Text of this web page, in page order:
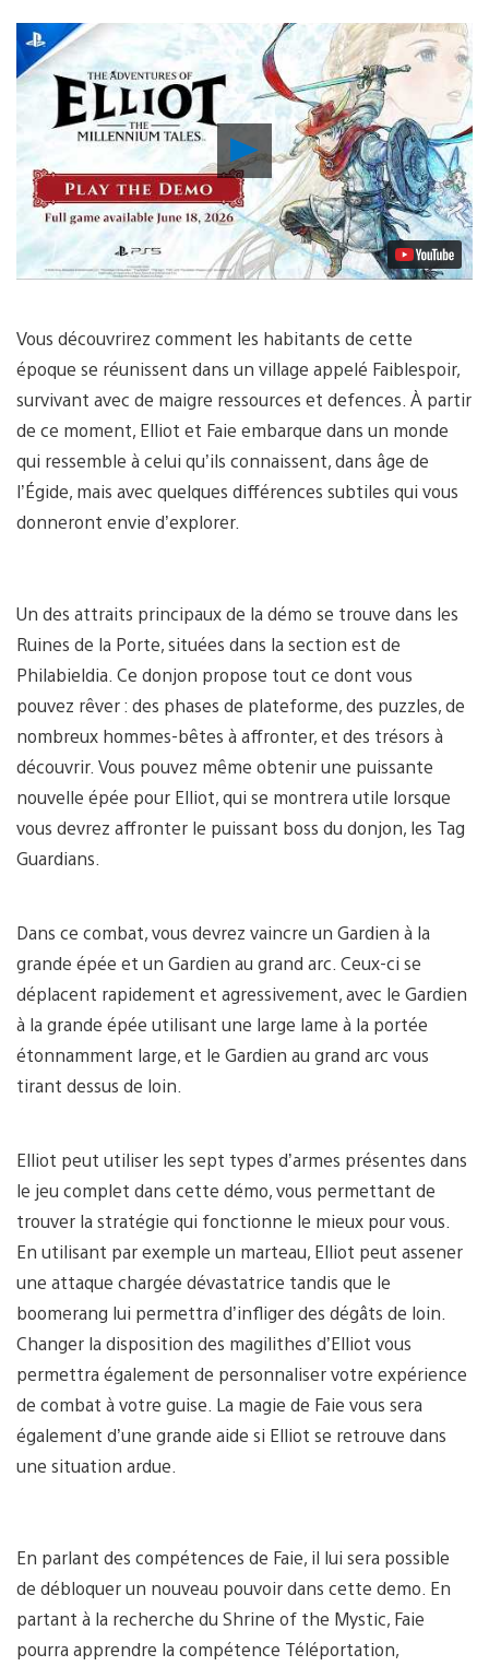
Lancer
la
vidéo
Vous découvrirez comment les habitants de cette
époque se réunissent dans un village appelé Faiblespoir,
survivant avec de maigre ressources et defences. À partir
de ce moment, Elliot et Faie embarque dans un monde
qui ressemble à celui qu’ils connaissent, dans âge de
l’Égide, mais avec quelques différences subtiles qui vous
donneront envie d’explorer.
Un des attraits principaux de la démo se trouve dans les
Ruines de la Porte, situées dans la section est de
Philabieldia. Ce donjon propose tout ce dont vous
pouvez rêver : des phases de plateforme, des puzzles, de
nombreux hommes-bêtes à affronter, et des trésors à
découvrir. Vous pouvez même obtenir une puissante
nouvelle épée pour Elliot, qui se montrera utile lorsque
vous devrez affronter le puissant boss du donjon, les Tag
Guardians.
Dans ce combat, vous devrez vaincre un Gardien à la
grande épée et un Gardien au grand arc. Ceux-ci se
déplacent rapidement et agressivement, avec le Gardien
à la grande épée utilisant une large lame à la portée
étonnamment large, et le Gardien au grand arc vous
tirant dessus de loin.
Elliot peut utiliser les sept types d’armes présentes dans
le jeu complet dans cette démo, vous permettant de
trouver la stratégie qui fonctionne le mieux pour vous.
En utilisant par exemple un marteau, Elliot peut assener
une attaque chargée dévastatrice tandis que le
boomerang lui permettra d’infliger des dégâts de loin.
Changer la disposition des magilithes d’Elliot vous
permettra également de personnaliser votre expérience
de combat à votre guise. La magie de Faie vous sera
également d’une grande aide si Elliot se retrouve dans
une situation ardue.
En parlant des compétences de Faie, il lui sera possible
de débloquer un nouveau pouvoir dans cette demo. En
partant à la recherche du Shrine of the Mystic, Faie
pourra apprendre la compétence Téléportation,